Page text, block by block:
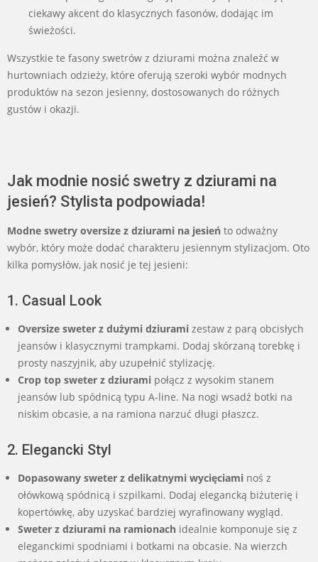
ciekawy akcent do klasycznych fasonów, dodając im
świeżości.
Wszystkie te fasony swetrów z dziurami można znaleźć w
hurtowniach odzieży, które oferują szeroki wybór modnych
produktów na sezon jesienny, dostosowanych do różnych
gustów i okazji.
Jak modnie nosić swetry z dziurami na
jesień? Stylista podpowiada!
Modne swetry oversize z dziurami na jesień to odważny
wybór, który może dodać charakteru jesiennym stylizacjom. Oto
kilka pomysłów, jak nosić je tej jesieni:
1. Casual Look
Oversize sweter z dużymi dziurami zestaw z parą obcisłych
jeansów i klasycznymi trampkami. Dodaj skórzaną torebkę i
prosty naszyjnik, aby uzupełnić stylizację.
Crop top sweter z dziurami połącz z wysokim stanem
jeansów lub spódnicą typu A-line. Na nogi wsadź botki na
niskim obcasie, a na ramiona narzuć długi płaszcz.
2. Elegancki Styl
Dopasowany sweter z delikatnymi wycięciami noś z
ołówkową spódnicą i szpilkami. Dodaj elegancką biżuterię i
kopertówkę, aby uzyskać bardziej wyrafinowany wygląd.
Sweter z dziurami na ramionach idealnie komponuje się z
eleganckimi spodniami i botkami na obcasie. Na wierzch